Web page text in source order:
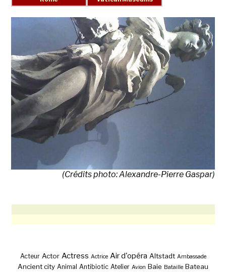
(Crédits photo: Alexandre-Pierre Gaspar)
Acteur Actor Actress Actrice Air d'opéra Altstadt Ambassade
Ancient city Animal Antibiotic Atelier Avion Baie Bataille Bateau